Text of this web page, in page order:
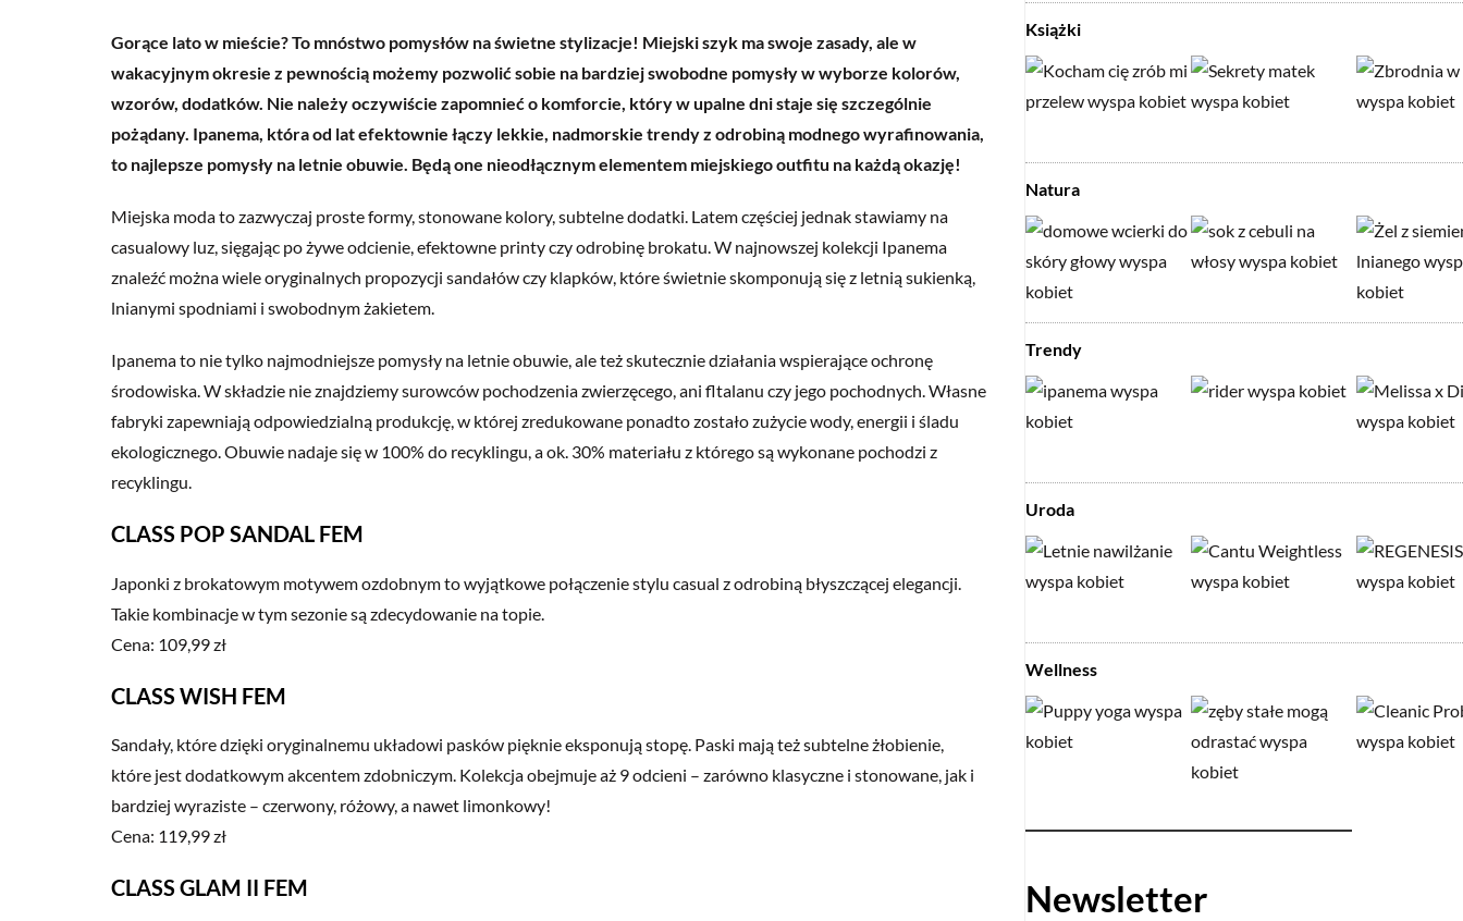
Gorące lato w mieście? To mnóstwo pomysłów na świetne stylizacje! Miejski szyk ma swoje zasady, ale w
wakacyjnym okresie z pewnością możemy pozwolić sobie na bardziej swobodne pomysły w wyborze kolorów,
wzorów, dodatków. Nie należy oczywiście zapomnieć o komforcie, który w upalne dni staje się szczególnie
pożądany. Ipanema, która od lat efektownie łączy lekkie, nadmorskie trendy z odrobiną modnego wyrafinowania,
to najlepsze pomysły na letnie obuwie. Będą one nieodłącznym elementem miejskiego outfitu na każdą okazję!
Miejska moda to zazwyczaj proste formy, stonowane kolory, subtelne dodatki. Latem częściej jednak stawiamy na
casualowy luz, sięgając po żywe odcienie, efektowne printy czy odrobinę brokatu. W najnowszej kolekcji Ipanema
znaleźć można wiele oryginalnych propozycji sandałów czy klapków, które świetnie skomponują się z letnią sukienką,
lnianymi spodniami i swobodnym żakietem.
Ipanema to nie tylko najmodniejsze pomysły na letnie obuwie, ale też skutecznie działania wspierające ochronę
środowiska. W składzie nie znajdziemy surowców pochodzenia zwierzęcego, ani fltalanu czy jego pochodnych. Własne
fabryki zapewniają odpowiedzialną produkcję, w której zredukowane ponadto zostało zużycie wody, energii i śladu
ekologicznego. Obuwie nadaje się w 100% do recyklingu, a ok. 30% materiału z którego są wykonane pochodzi z
recyklingu.
CLASS POP SANDAL FEM
Japonki z brokatowym motywem ozdobnym to wyjątkowe połączenie stylu casual z odrobiną błyszczącej elegancji.
Takie kombinacje w tym sezonie są zdecydowanie na topie.
Cena: 109,99 zł
CLASS WISH FEM
Sandały, które dzięki oryginalnemu układowi pasków pięknie eksponują stopę. Paski mają też subtelne żłobienie,
które jest dodatkowym akcentem zdobniczym. Kolekcja obejmuje aż 9 odcieni – zarówno klasyczne i stonowane, jak i
bardziej wyraziste – czerwony, różowy, a nawet limonkowy!
Cena: 119,99 zł
CLASS GLAM II FEM
Książki
Natura
Trendy
Uroda
Wellness
Newsletter